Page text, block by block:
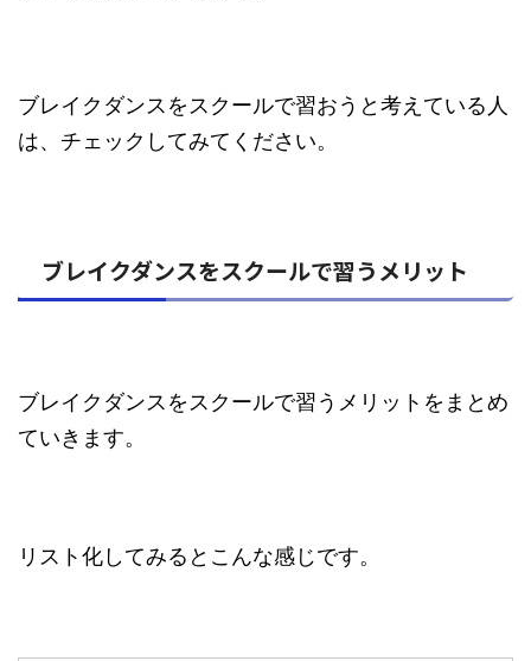
ブレイクダンスをスクールで習おうと考えている人
は、チェックしてみてください。
ブレイクダンスをスクールで習うメリット
ブレイクダンスをスクールで習うメリットをまとめ
ていきます。
リスト化してみるとこんな感じです。